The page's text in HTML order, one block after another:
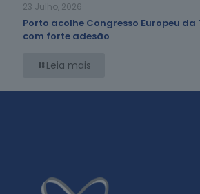
23 Julho, 2026
Porto acolhe Congresso Europeu
com forte adesão
Leia mais